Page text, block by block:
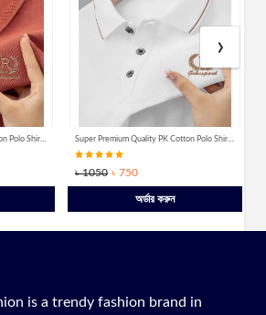
৳ 1050 ৳ 750
অর্ডার করুন
›
is a trendy fashion brand in